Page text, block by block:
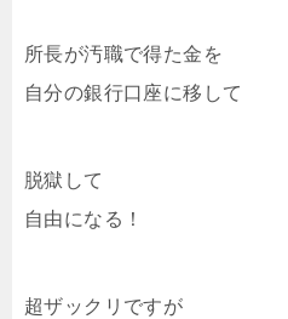
所長が汚職で得た金を
自分の銀行口座に移して
脱獄して
自由になる！
超ザックリですが